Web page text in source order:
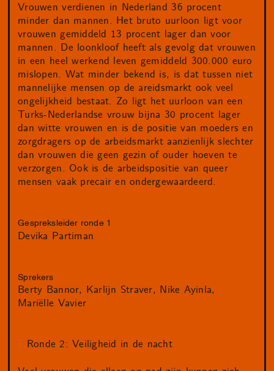
Vrouwen verdienen in Nederland 36 procent
minder dan mannen. Het bruto uurloon ligt voor
vrouwen gemiddeld 13 procent lager dan voor
mannen. De loonkloof heeft als gevolg dat vrouwen
in een heel werkend leven gemiddeld 300.000 euro
mislopen. Wat minder bekend is, is dat tussen niet
mannelijke mensen op de areidsmarkt ook veel
ongelijkheid bestaat. Zo ligt het uurloon van een
Turks-Nederlandse vrouw bijna 30 procent lager
dan witte vrouwen en is de positie van moeders en
zorgdragers op de arbeidsmarkt aanzienlijk slechter
dan vrouwen die geen gezin of ouder hoeven te
verzorgen. Ook is de arbeidspositie van queer
mensen vaak precair en ondergewaardeerd.
Gespreksleider ronde 1
Devika Partiman
Sprekers
Berty Bannor Karlijn Straver Nike Ayinla
Mariëlle Vavier
Ronde 2: Veiligheid in de nacht